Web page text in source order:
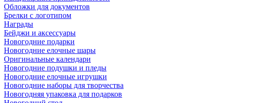
Обложки для документов
Брелки с логотипом
Награды
Бейджи и аксессуары
Новогодние подарки
Новогодние елочные шары
Оригинальные календари
Новогодние подушки и пледы
Новогодние елочные игрушки
Новогодние наборы для творчества
Новогодняя упаковка для подарков